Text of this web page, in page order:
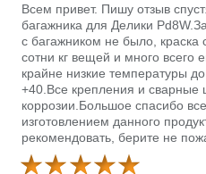
Всем привет. Пишу отзыв
багажника для Делики
с багажником не было,
сотни кг вещей и много всего
крайне низкие температуры
+40.Все крепления и сварные
коррозии.Большое спасибо
изготовлением данного
рекомендовать, берите не